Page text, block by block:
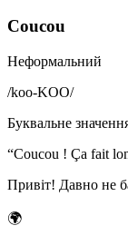
Coucou
Неформальний
/koo-KOO/
Буквальне
“Coucou ! Ça fait
Привіт! Давно не
🌍